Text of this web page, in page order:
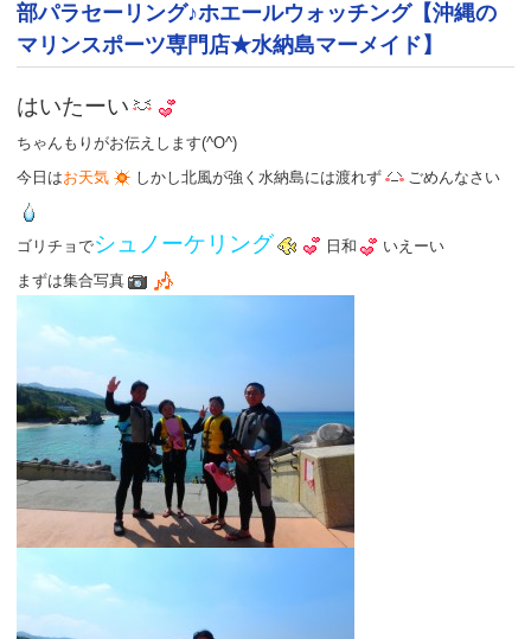
部パラセーリング♪ホエールウォッチング【沖縄の
マリンスポーツ専門店★水納島マーメイド】
はいたーい
ちゃんもりがお伝えします(^O^)
今日はお天気 しかし北風が強く水納島には渡れず ごめんなさい
ゴリチョでシュノーケリング 日和
いえーい
まずは集合写真